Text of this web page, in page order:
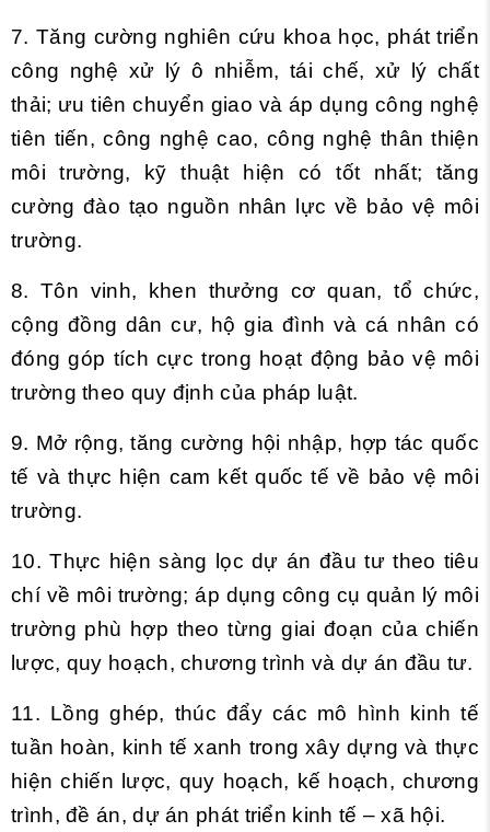
7. Tăng cường nghiên cứu khoa học, phát triển
công nghệ xử lý ô nhiễm, tái chế, xử lý chất
thải; ưu tiên chuyển giao và áp dụng công nghệ
tiên tiến, công nghệ cao, công nghệ thân thiện
môi trường, kỹ thuật hiện có tốt nhất; tăng
cường đào tạo nguồn nhân lực về bảo vệ môi
trường.
8. Tôn vinh, khen thưởng cơ quan, tổ chức,
cộng đồng dân cư, hộ gia đình và cá nhân có
đóng góp tích cực trong hoạt động bảo vệ môi
trườngtheo quy định của pháp luật.
9. Mở rộng, tăng cường hội nhập, hợp tác quốc
tế và thực hiện cam kết quốc tế về bảo vệ môi
trường.
10. Thực hiện sàng lọc dự án đầu tư theo tiêu
chí về môi trường; áp dụng công cụ quản lý môi
trường phù hợp theo từng giai đoạn của chiến
lược, quy hoạch, chương trình và dự án đầu tư.
11. Lồng ghép, thúc đẩy các mô hình kinh tế
tuần hoàn, kinh tế xanh trong xây dựng và thực
hiện chiến lược, quy hoạch, kế hoạch, chương
trình, đề án, dự án phát triển kinh tế – xã hội.